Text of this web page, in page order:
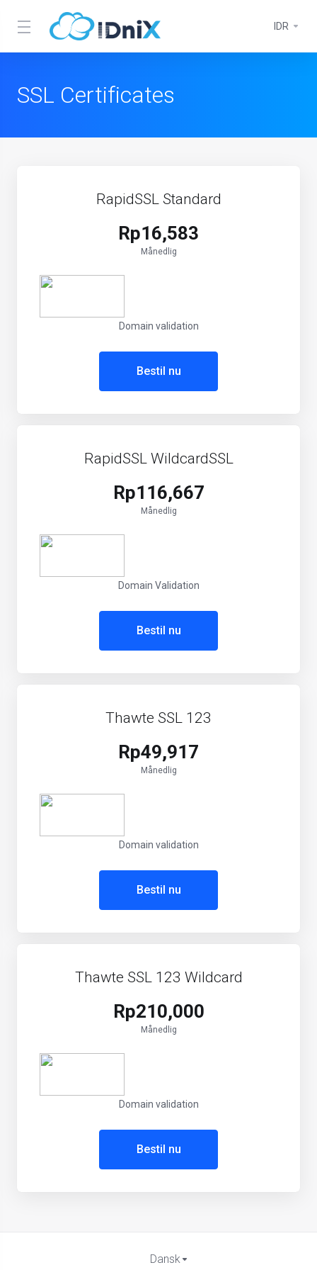
IDR
SSL Certificates
RapidSSL Standard
Rp16,583
Månedlig
Domain validation
Bestil nu
RapidSSL WildcardSSL
Rp116,667
Månedlig
Domain Validation
Bestil nu
Thawte SSL 123
Rp49,917
Månedlig
Domain validation
Bestil nu
Thawte SSL 123 Wildcard
Rp210,000
Månedlig
Domain validation
Bestil nu
Dansk